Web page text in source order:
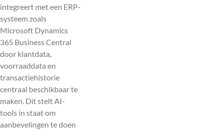
integreert met een ERP-
systeem zoals
Microsoft Dynamics
365 Business Central
door klantdata,
voorraaddata en
transactiehistorie
centraal beschikbaar te
maken. Dit stelt AI-
tools in staat om
aanbevelingen te doen